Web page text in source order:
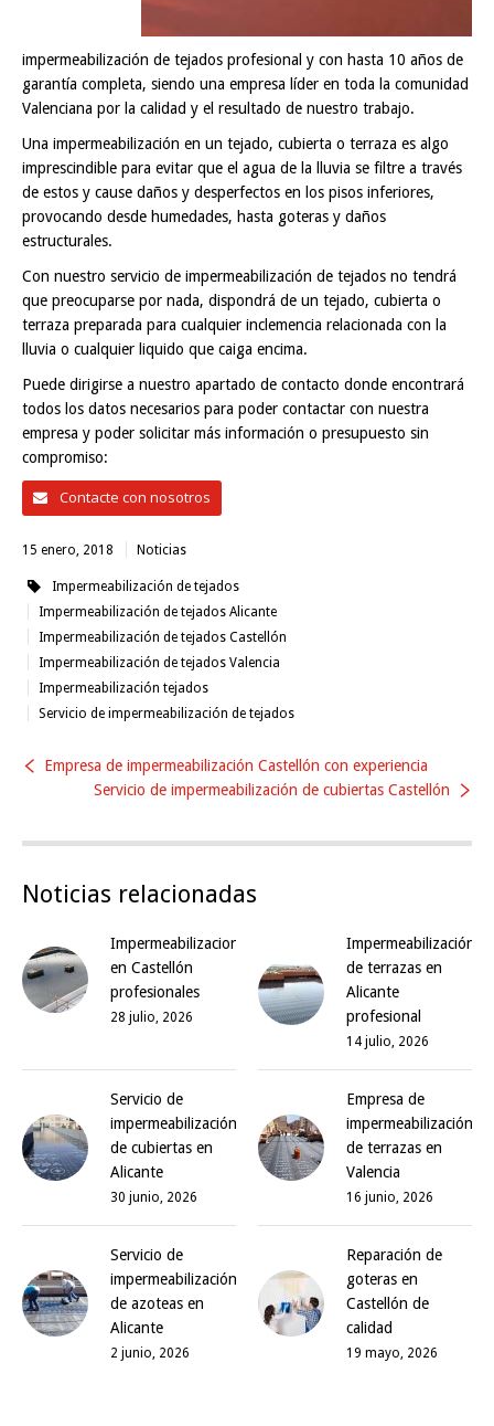
impermeabilización de tejados profesional y con hasta 10 años de
garantía completa, siendo una empresa líder en toda la comunidad
Valenciana por la calidad y el resultado de nuestro trabajo.
Una impermeabilización en un tejado, cubierta o terraza es algo
imprescindible para evitar que el agua de la lluvia se filtre a través
de estos y cause daños y desperfectos en los pisos inferiores,
provocando desde humedades, hasta goteras y daños
estructurales.
Con nuestro servicio de impermeabilización de tejados no tendrá
que preocuparse por nada, dispondrá de un tejado, cubierta o
terraza preparada para cualquier inclemencia relacionada con la
lluvia o cualquier liquido que caiga encima.
Puede dirigirse a nuestro apartado de contacto donde encontrará
todos los datos necesarios para poder contactar con nuestra
empresa y poder solicitar más información o presupuesto sin
compromiso:
Contacte con nosotros
15 enero, 2018 Noticias
Impermeabilización de tejados
Impermeabilización de tejados Alicante
Impermeabilización de tejados Castellón
Impermeabilización de tejados Valencia
Impermeabilización tejados
Servicio de impermeabilización de tejados
Empresa de impermeabilización Castellón con experiencia
Servicio de impermeabilización de cubiertas Castellón
Noticias relacionadas
Impermeabilizaciones
en Castellón
profesionales
28 julio, 2026
Impermeabilización
de terrazas en
Alicante
profesional
14 julio, 2026
Servicio de
impermeabilización
de cubiertas en
Alicante
30 junio, 2026
Empresa de
impermeabilización
de terrazas en
Valencia
16 junio, 2026
Servicio de
impermeabilización
de azoteas en
Alicante
2 junio, 2026
Reparación de
goteras en
Castellón de
calidad
19 mayo, 2026